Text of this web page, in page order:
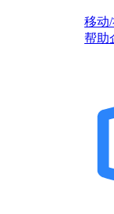
移动
帮助